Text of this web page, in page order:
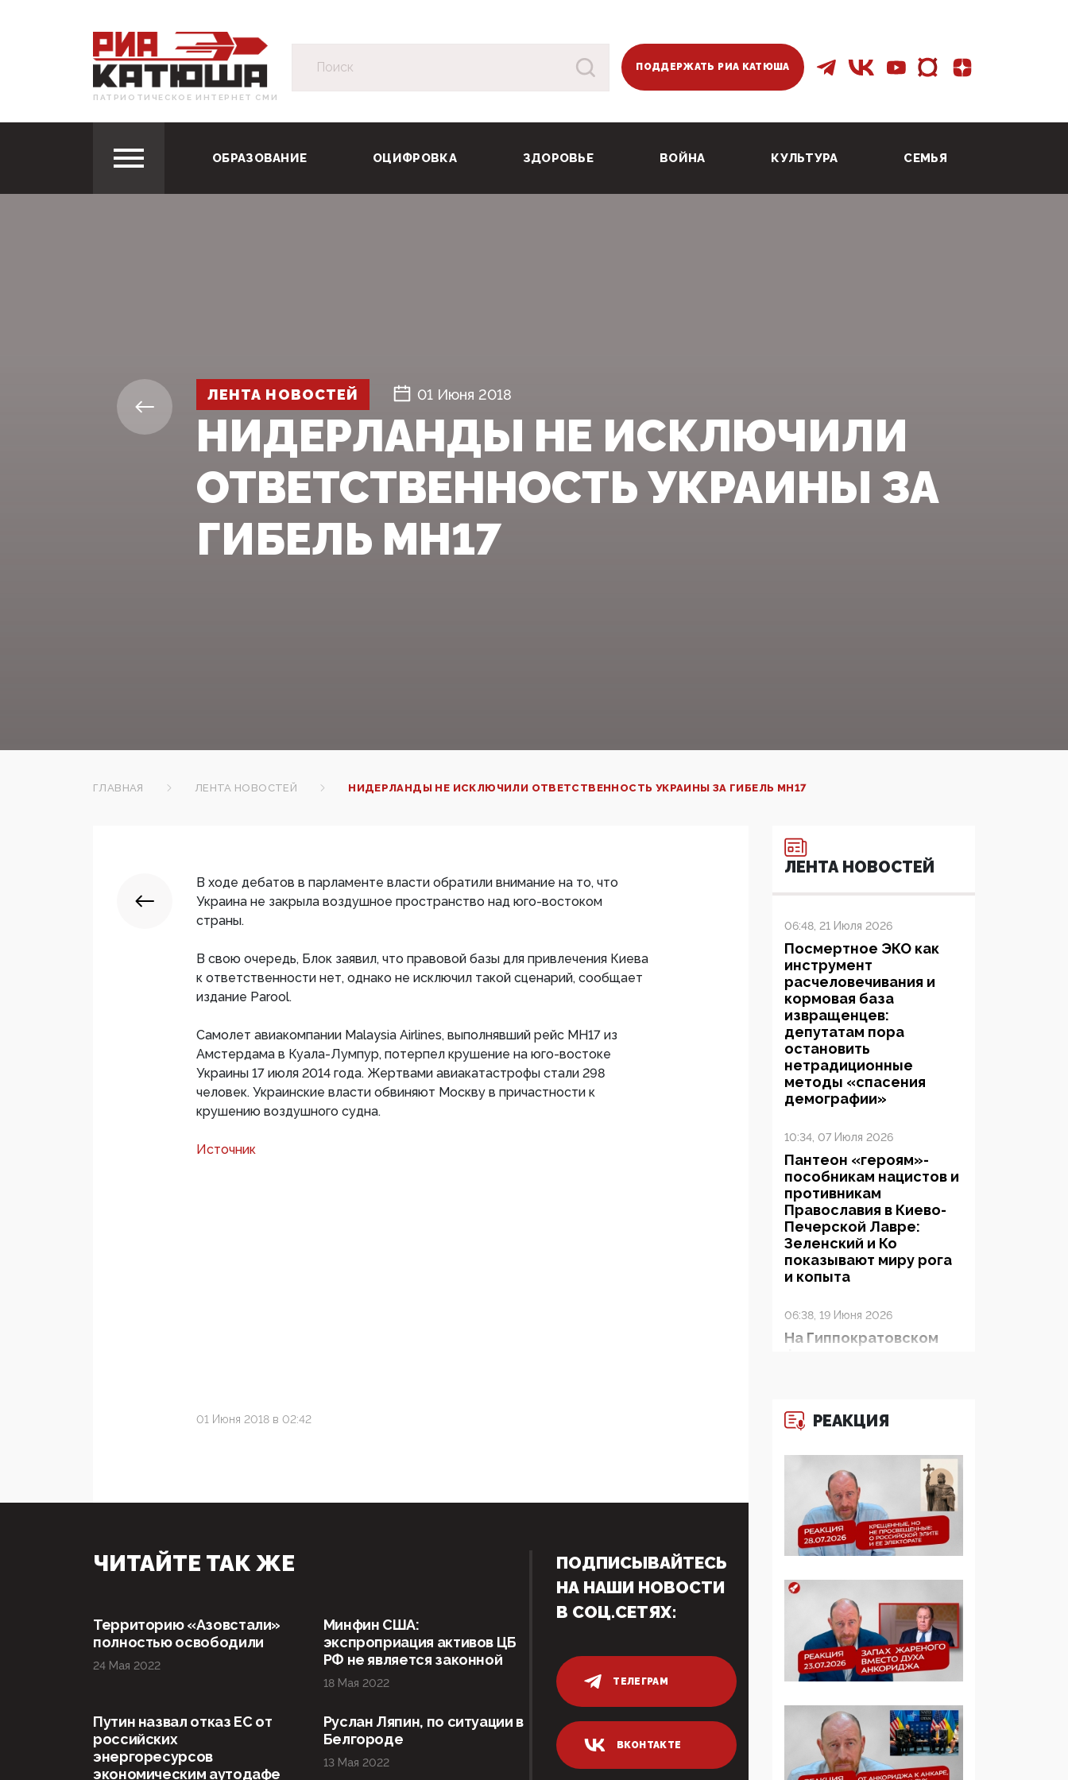
ПАТРИОТИЧЕСКОЕ ИНТЕРНЕТ СМИ
ПОДДЕРЖАТЬ РИА КАТЮША
ОБРАЗОВАНИЕ ОЦИФРОВКА ЗДОРОВЬЕ ВОЙНА КУЛЬТУРА СЕМЬЯ
ЛЕНТА НОВОСТЕЙ 01 Июня 2018
НИДЕРЛАНДЫ НЕ ИСКЛЮЧИЛИ
ОТВЕТСТВЕННОСТЬ УКРАИНЫ ЗА
ГИБЕЛЬ MH17
ГЛАВНАЯ ЛЕНТА НОВОСТЕЙ НИДЕРЛАНДЫ НЕ ИСКЛЮЧИЛИ ОТВЕТСТВЕННОСТЬ УКРАИНЫ ЗА ГИБЕЛЬ MH17
В ходе дебатов в парламенте власти обратили внимание на то, что
Украина не закрыла воздушное пространство над юго-востоком
страны.
В свою очередь, Блок заявил, что правовой базы для привлечения Киева
к ответственности нет, однако не исключил такой сценарий, сообщает
издание Parool.
Самолет авиакомпании Malaysia Airlines, выполнявший рейс MH17 из
Амстердама в Куала-Лумпур, потерпел крушение на юго-востоке
Украины 17 июля 2014 года. Жертвами авиакатастрофы стали 298
человек. Украинские власти обвиняют Москву в причастности к
крушению воздушного судна.
Источник
01 Июня 2018 в 02:42
ЛЕНТА НОВОСТЕЙ
06:48, 21 Июля 2026
Посмертное ЭКО как
инструмент
расчеловечивания и
кормовая база
извращенцев:
депутатам пора
остановить
нетрадиционные
методы «спасения
демографии»
10:34, 07 Июля 2026
Пантеон «героям»-
пособникам нацистов и
противникам
Православия в Киево-
Печерской Лавре:
Зеленский и Ко
показывают миру рога
и копыта
06:38, 19 Июня 2026
На Гиппократовском
больше, чем кровные
05:00, 13 Июня 2026
Разбор учебника
Обществознания под
редакцией Медведева:
суверенитет,
ценности и немного
двоемыслия
11:53, 09 Июня 2026
Прокуратура наконец
увидела
деятельность ИИТО
ЮНЕСКО в России, но
цифроглобалисты
продолжают
РЕАКЦИЯ
ЧИТАЙТЕ ТАК ЖЕ
Территорию «Азовстали»
полностью освободили
24 Мая 2022
Минфин США:
экспроприация активов ЦБ
РФ не является законной
18 Мая 2022
Путин назвал отказ ЕС от
российских
энергоресурсов
экономическим аутодафе
Руслан Ляпин, по ситуации в
Белгороде
13 Мая 2022
ПОДПИСЫВАЙТЕСЬ
НА НАШИ НОВОСТИ
В СОЦ.СЕТЯХ:
ТЕЛЕГРАМ
ВКОНТАКТЕ